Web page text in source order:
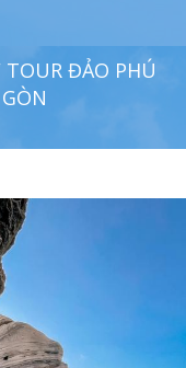
TOUR ĐẢO PHÚ